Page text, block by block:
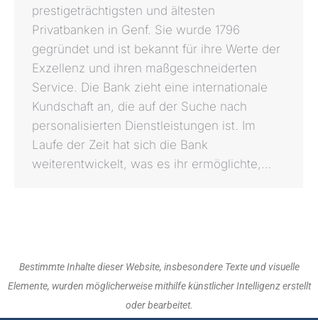
prestigeträchtigsten und ältesten
Privatbanken in Genf. Sie wurde 1796
gegründet und ist bekannt für ihre Werte der
Exzellenz und ihren maßgeschneiderten
Service. Die Bank zieht eine internationale
Kundschaft an, die auf der Suche nach
personalisierten Dienstleistungen ist. Im
Laufe der Zeit hat sich die Bank
weiterentwickelt, was es ihr ermöglichte,…
Bestimmte Inhalte dieser Website, insbesondere Texte und visuelle
Elemente, wurden möglicherweise mithilfe künstlicher Intelligenz erstellt
oder bearbeitet.